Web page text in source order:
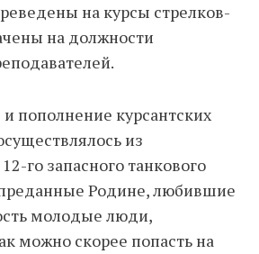
на курсы стрелков-
на должности
пополнение курсантских
из
го запасного танкового
Родине, любившие
молодые люди,
можно скорее попасть на